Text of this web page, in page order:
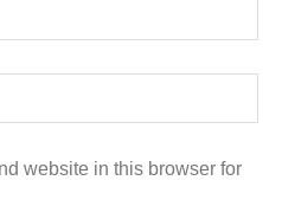
website in this browser for